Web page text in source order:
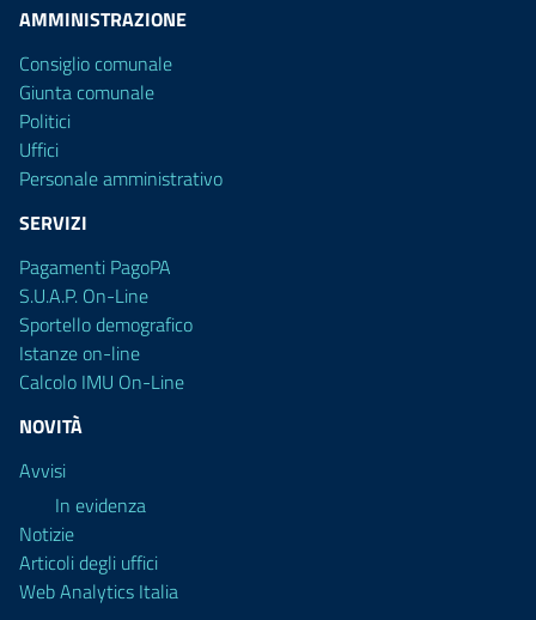
AMMINISTRAZIONE
Consiglio comunale
Giunta comunale
Politici
Uffici
Personale amministrativo
SERVIZI
Pagamenti PagoPA
S.U.A.P. On-Line
Sportello demografico
Istanze on-line
Calcolo IMU On-Line
NOVITÀ
Avvisi
In evidenza
Notizie
Articoli degli uffici
Web Analytics Italia